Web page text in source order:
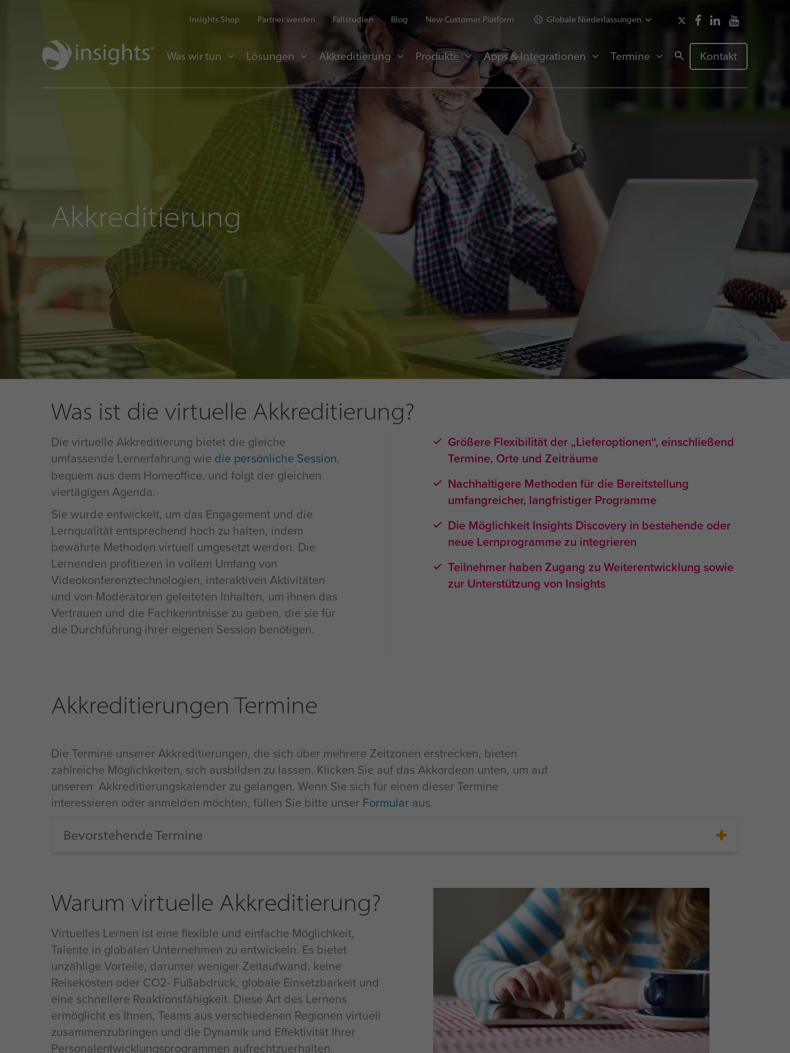
Insights Shop Partner werden Fallstudien Blog New Customer Platform Globale Niederlassungen
Was wir tun Lösungen Akkreditierung Produkte Apps & Integrationen Termine Kontakt
Akkreditierung
Was ist die virtuelle Akkreditierung?
Die virtuelle Akkreditierung bietet die gleiche
umfassende Lernerfahrung wie die persönliche Session,
bequem aus dem Homeoffice, und folgt der gleichen
viertägigen Agenda.
Sie wurde entwickelt, um das Engagement und die
Lernqualität entsprechend hoch zu halten, indem
bewährte Methoden virtuell umgesetzt werden. Die
Lernenden profitieren in vollem Umfang von
Videokonferenztechnologien, interaktiven Aktivitäten
und von Moderatoren geleiteten Inhalten, um ihnen das
Vertrauen und die Fachkenntnisse zu geben, die sie für
die Durchführung ihrer eigenen Session benötigen.
Größere Flexibilität der „Lieferoptionen“, einschließend
Termine, Orte und Zeiträume
Nachhaltigere Methoden für die Bereitstellung
umfangreicher, langfristiger Programme
Die Möglichkeit Insights Discovery in bestehende oder
neue Lernprogramme zu integrieren
Teilnehmer haben Zugang zu Weiterentwicklung sowie
zur Unterstützung von Insights
Akkreditierungen Termine
Die Termine unserer Akkreditierungen, die sich über mehrere Zeitzonen erstrecken, bieten
zahlreiche Möglichkeiten, sich ausbilden zu lassen. Klicken Sie auf das Akkordeon unten, um auf
unseren Akkreditierungskalender zu gelangen. Wenn Sie sich für einen dieser Termine
interessieren oder anmelden möchten, füllen Sie bitte unser Formular aus.
Bevorstehende Termine
Warum virtuelle Akkreditierung?
Virtuelles Lernen ist eine flexible und einfache Möglichkeit,
Talente in globalen Unternehmen zu entwickeln. Es bietet
unzählige Vorteile, darunter weniger Zeitaufwand, keine
Reisekosten oder CO2- Fußabdruck, globale Einsetzbarkeit und
eine schnellere Reaktionsfähigkeit. Diese Art des Lernens
ermöglicht es Ihnen, Teams aus verschiedenen Regionen virtuell
zusammenzubringen und die Dynamik und Effektivität Ihrer
Personalentwicklungsprogrammen aufrechtzuerhalten.